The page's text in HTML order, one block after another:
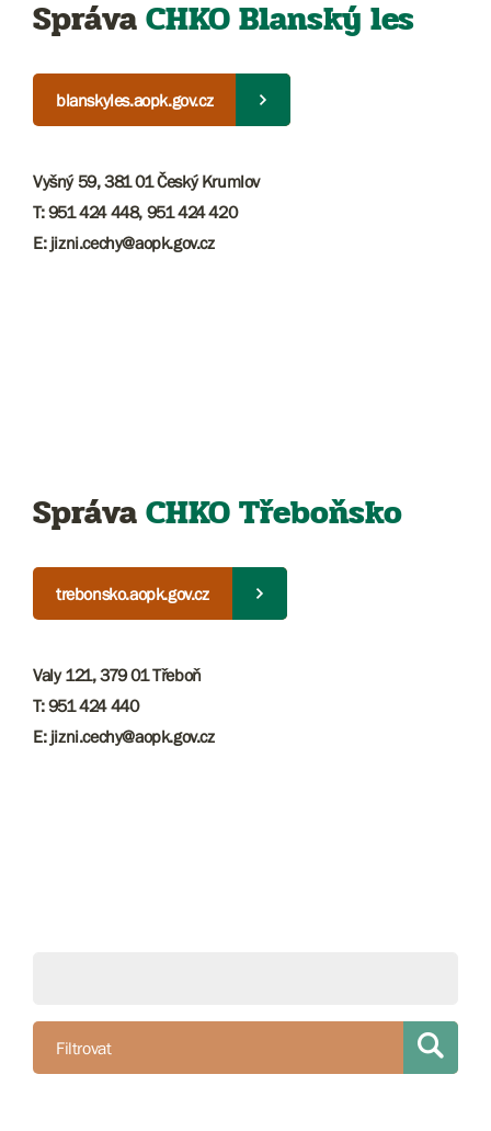
SprávaCHKO Blanský les
blanskyles.aopk.gov.cz
Vyšný 59, 381 01 Český Krumlov
T: 951 424 448, 951 424 420
E: jizni.cechy@aopk.gov.cz
SprávaCHKO Třeboňsko
trebonsko.aopk.gov.cz
Valy 121, 379 01 Třeboň
T: 951 424 440
E: jizni.cechy@aopk.gov.cz
Filtrovat